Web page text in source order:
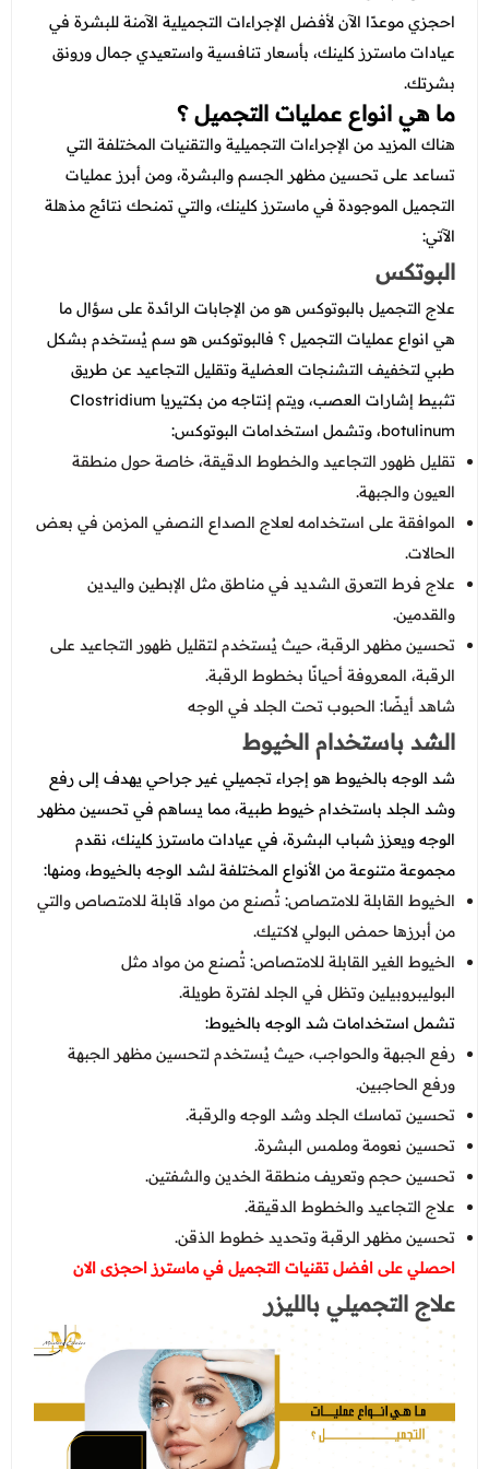
عروض العناية بالشعر
عروض الرجال
عروض جراحات التجميل
عروض قسم الطوارئ
عروض المختبر
عروض الاشعة
عروض الباطنة
عروض العظام
عروض الانف والاذن والحنجرة
عروض العلاج الطبيعي
احجزي موعدًا الآن لأفضل الإجراءات التجميلية الآمنة للبشرة في
عيادات ماسترز كلينك، بأسعار تنافسية واستعيدي جمال ورونق
بشرتك.
ما هي انواع عمليات التجميل ؟
هناك المزيد من الإجراءات التجميلية والتقنيات المختلفة التي
تساعد على تحسين مظهر الجسم والبشرة، ومن أبرز عمليات
التجميل الموجودة في ماسترز كلينك، والتي تمنحك نتائج مذهلة
الآتي:
البوتكس
علاج التجميل بالبوتوكس هو من الإجابات الرائدة على سؤال ما
هي انواع عمليات التجميل ؟ فالبوتوكس هو سم يُستخدم بشكل
طبي لتخفيف التشنجات العضلية وتقليل التجاعيد عن طريق
تثبيط إشارات العصب، ويتم إنتاجه من بكتيريا Clostridium
botulinum، وتشمل استخدامات البوتوكس:
تقليل ظهور التجاعيد والخطوط الدقيقة، خاصة حول منطقة
العيون والجبهة.
الموافقة على استخدامه لعلاج الصداع النصفي المزمن في بعض
الحالات.
علاج فرط التعرق الشديد في مناطق مثل الإبطين واليدين
والقدمين.
تحسين مظهر الرقبة، حيث يُستخدم لتقليل ظهور التجاعيد على
الرقبة، المعروفة أحيانًا بخطوط الرقبة.
شاهد أيضًا:الحبوب تحت الجلد في الوجه
الشد باستخدام الخيوط
شد الوجه بالخيوط هو إجراء تجميلي غير جراحي يهدف إلى رفع
وشد الجلد باستخدام خيوط طبية، مما يساهم في تحسين مظهر
الوجه ويعزز شباب البشرة، في عيادات ماسترز كلينك، نقدم
مجموعة متنوعة من الأنواع المختلفة لشد الوجه بالخيوط، ومنها:
الخيوط القابلة للامتصاص: تُصنع من مواد قابلة للامتصاص والتي
من أبرزها حمض البولي لاكتيك.
الخيوط الغير القابلة للامتصاص: تُصنع من مواد مثل
البوليبروبيلين وتظل في الجلد لفترة طويلة.
تشمل استخدامات شد الوجه بالخيوط:
رفع الجبهة والحواجب، حيث يُستخدم لتحسين مظهر الجبهة
ورفع الحاجبين.
تحسين تماسك الجلد وشد الوجه والرقبة.
تحسين نعومة وملمس البشرة.
تحسين حجم وتعريف منطقة الخدين والشفتين.
علاج التجاعيد والخطوط الدقيقة.
تحسين مظهر الرقبة وتحديد خطوط الذقن.
احصلي على افضل تقنيات التجميل في ماسترز احجزى الان
علاج التجميلي بالليزر